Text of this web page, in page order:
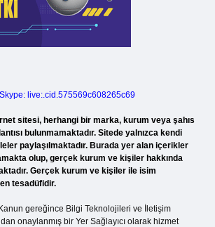
Skype: live:.cid.575569c608265c69
sitesi, herhangi bir marka, kurum veya şahıs
bulunmamaktadır. Sitede yalnızca kendi
paylaşılmaktadır. Burada yer alan içerikler
olup, gerçek kurum ve kişiler hakkında
Gerçek kurum ve kişiler ile isim
tesadüfidir.
gereğince Bilgi Teknolojileri ve İletişim
onaylanmış bir Yer Sağlayıcı olarak hizmet